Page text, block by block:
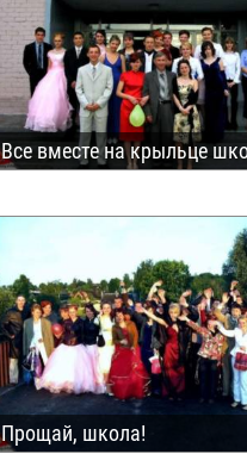
Все вместе на крыльце
Прощай, школа!